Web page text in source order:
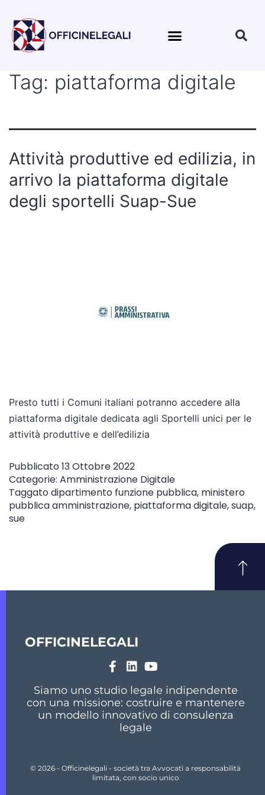
Tag: piattaforma digitale
Attività produttive ed edilizia, in
arrivo la piattaforma digitale
degli sportelli Suap-Sue
Presto tutti i Comuni italiani potranno accedere alla
piattaforma digitale dedicata agli Sportelli unici per le
attività produttive e dell’edilizia
Pubblicato13 Ottobre 2022
Categorie: Amministrazione Digitale
Taggatodipartimento funzione pubblica, ministero
pubblica amministrazione, piattaforma digitale,suap,
sue
OFFICINELEGALI
Siamo uno studio legale indipendente
con una missione: costruire e mantenere
un modello innovativo di consulenza
legale
© 2026 - Officinelegali - società tra Avvocati a responsabilità
limitata, con socio unico